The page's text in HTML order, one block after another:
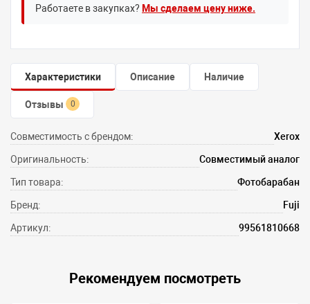
Работаете в закупках? Мы сделаем цену ниже.
Характеристики Описание Наличие
Отзывы 0
Совместимость с брендом: Xerox
Оригинальность: Совместимый аналог
Тип товара: Фотобарабан
Бренд: Fuji
Артикул: 99561810668
Рекомендуем посмотреть